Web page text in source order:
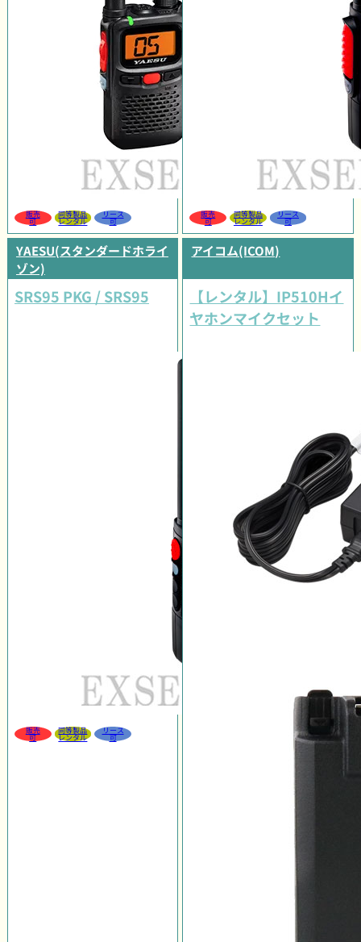
販売
可
同等製品
レンタル
リース
可
販売
可
同等製品
レンタル
リース
可
YAESU(スタンダードホライ
ゾン)
SRS95 PKG / SRS95
販売
可
同等製品
レンタル
リース
可
アイコム(ICOM)
【レンタル】IP510Hイ
ヤホンマイクセット